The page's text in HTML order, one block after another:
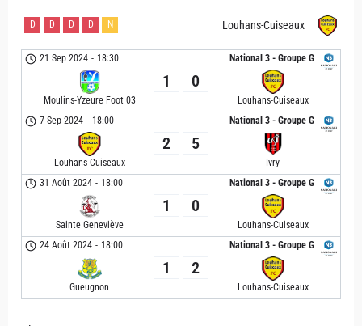
Louhans-Cuiseaux
D D D D N
National 3 - Groupe G
21 Sep 2024 - 18:30
Moulins-Yzeure Foot 03
1 0
Louhans-Cuiseaux
National 3 - Groupe G
7 Sep 2024 - 18:00
Louhans-Cuiseaux
2 5
Ivry
National 3 - Groupe G
31 Août 2024 - 18:00
Sainte Geneviève
1 0
Louhans-Cuiseaux
National 3 - Groupe G
24 Août 2024 - 18:00
Gueugnon
1 2
Louhans-Cuiseaux